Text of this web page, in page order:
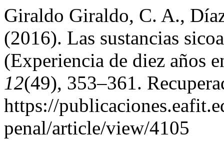
Giraldo Giraldo, C. A.,
(2016). Las sustancias
(Experiencia de diez años
12(49), 353–361.
https://
penal/article/view/4105